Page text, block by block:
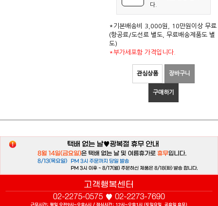
다.
*기본배송비 3,000원, 10만원이상 무료
(항공료/도선료 별도, 무료배송제품도 별
도)
*부가세포함 가격입니다.
관심상품 장바구니
구매하기